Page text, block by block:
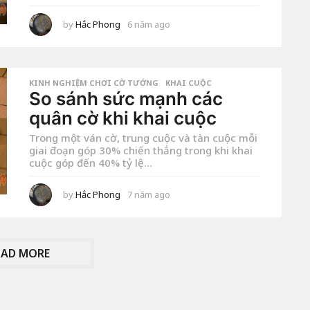
byHắc Phong 6 năm ago
o
KINH NGHIỆM CHƠI CỜ TƯỚNG ,KHAI CUỘC
So sánh sức mạnh các
quân cờ khi khai cuộc
Trong một ván cờ, trung cuộc và tàn cuộc mỗi
giai đoạn góp 30% chiến thắng trong khi khai
cuộc góp đến 40% tỷ lệ...
byHắc Phong 7 năm ago
MORE